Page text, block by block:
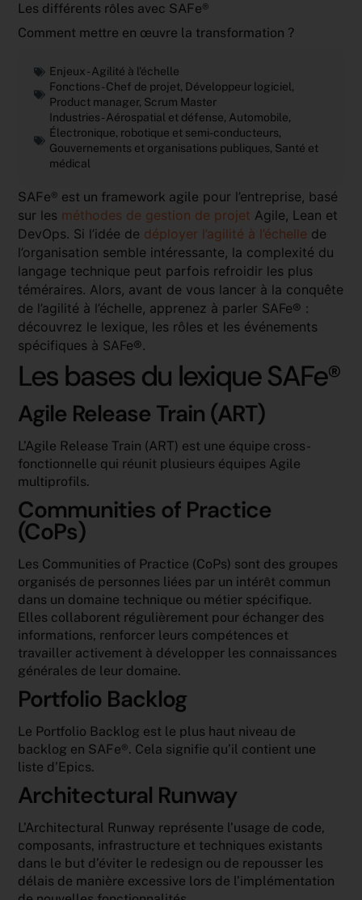
Les différents rôles avec SAFe®
Comment mettre en œuvre la transformation ?
Enjeux -Agilité à l'échelle
Fonctions -Chef de projet, Développeur logiciel,
Product manager, Scrum Master
Industries -Aérospatial et défense, Automobile,
Électronique, robotique et semi-conducteurs,
Gouvernements et organisations publiques, Santé et
médical
SAFe® est un framework agile pour l’entreprise, basé
sur les méthodes de gestion de projet Agile, Lean et
DevOps. Si l’idée de déployer l’agilité à l’échelle de
l’organisation semble intéressante, la complexité du
langage technique peut parfois refroidir les plus
téméraires. Alors, avant de vous lancer à la conquête
de l’agilité à l’échelle, apprenez à parler SAFe® :
découvrez le lexique, les rôles et les événements
spécifiques à SAFe®.
Les bases du lexique SAFe®
Agile Release Train (ART)
L’Agile Release Train (ART) est une équipe cross-
fonctionnelle qui réunit plusieurs équipes Agile
multiprofils.
Communities of Practice
(CoPs)
Les Communities of Practice (CoPs) sont des groupes
organisés de personnes liées par un intérêt commun
dans un domaine technique ou métier spécifique.
Elles collaborent régulièrement pour échanger des
informations, renforcer leurs compétences et
travailler activement à développer les connaissances
générales de leur domaine.
Portfolio Backlog
Le Portfolio Backlog est le plus haut niveau de
backlog en SAFe®. Cela signifie qu’il contient une
liste d’Epics.
Architectural Runway
L’Architectural Runway représente l’usage de code,
composants, infrastructure et techniques existants
dans le but d’éviter le redesign ou de repousser les
délais de manière excessive lors de l’implémentation